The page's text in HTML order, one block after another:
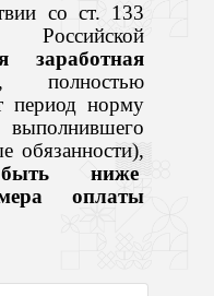
со ст. 133
Российской
заработная
, полностью
период норму
обязанности),
ниже
оплаты